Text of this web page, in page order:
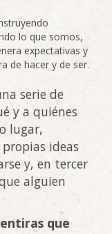
lo que somos,
expectativas y
de hacer y de ser.
serie de
y a quiénes
lugar,
ideas
y, en tercer
alguien
que